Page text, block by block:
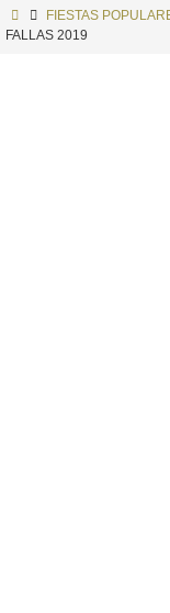
INICIOFIESTAS
FALLAS 2019